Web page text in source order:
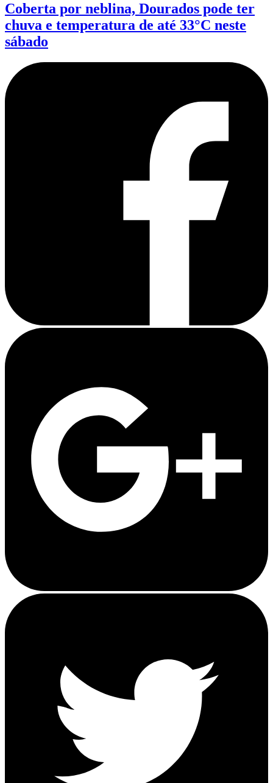
Coberta por neblina, Dourados pode ter
chuva e temperatura de até 33°C neste
sábado